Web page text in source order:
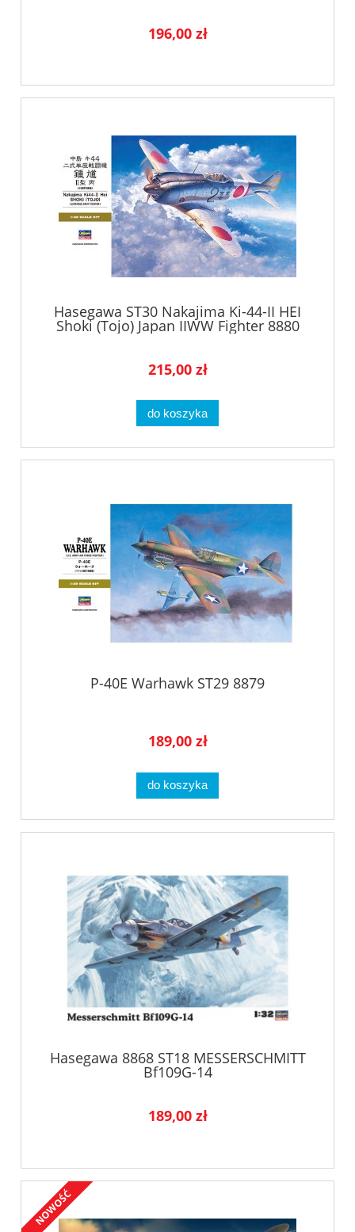
196,00 zł
Hasegawa ST30 Nakajima Ki-44-II HEI
Shoki (Tojo) Japan IIWW Fighter 8880
215,00 zł
do koszyka
P-40E Warhawk ST29 8879
189,00 zł
do koszyka
Hasegawa 8868 ST18 MESSERSCHMITT
Bf109G-14
189,00 zł
NOWOŚĆ